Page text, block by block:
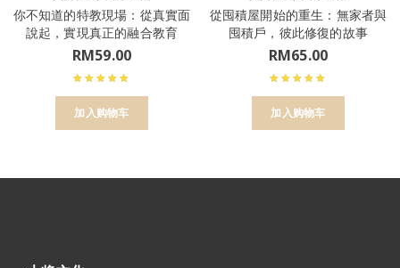
你不知道的特教現場：從真實面
說起，實現真正的融合教育
RM59.00
加入购物车
從囤積屋開始的重生：無家者與
囤積戶，彼此修復的故事
RM65.00
加入购物车